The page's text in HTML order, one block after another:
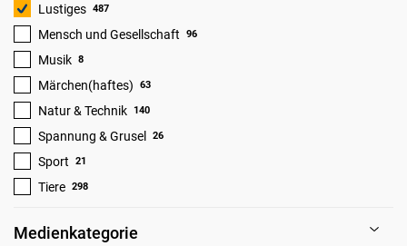
Lustiges 487
Mensch und Gesellschaft 96
Musik 8
Märchen(haftes) 63
Natur & Technik 140
Spannung & Grusel 26
Sport 21
Tiere 298
Medienkategorie